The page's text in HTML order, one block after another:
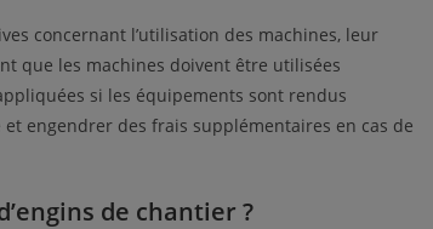
concernant l’utilisation des machines, leur
que les machines doivent être utilisées
si les équipements sont rendus
engendrer des frais supplémentaires en cas de
de chantier ?